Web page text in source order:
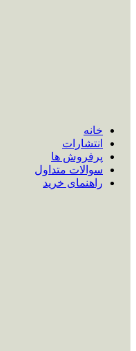
خانه
انتشارات
پرفروش ها
سوالات متداول
راهنمای خرید